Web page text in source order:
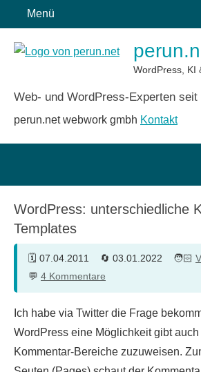
Inhalt
springen
Menü
WordPress, KI
Web- und WordPress-Experten seit
perun.net webwork gmbh Kontakt
WordPress: unterschiedliche
Templates
07.04.2011 03.01.2022
4 Kommentare
Ich habe via Twitter die Frage
WordPress eine Möglichkeit gibt
Kommentar-Bereiche zuzuweisen.